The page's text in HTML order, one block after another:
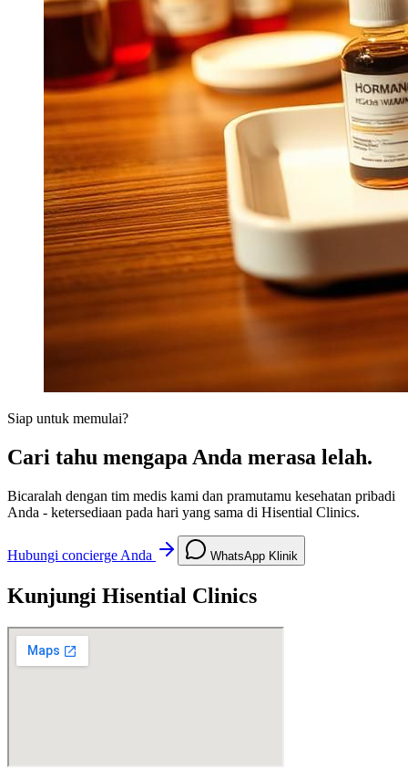
Siap untuk memulai?
Cari tahu mengapa Anda merasa lelah.
Bicaralah dengan tim medis kami dan pramutamu kesehatan pribadi
Anda - ketersediaan pada hari yang sama di Hisential Clinics.
Hubungi concierge Anda WhatsApp Klinik
Kunjungi Hisential Clinics